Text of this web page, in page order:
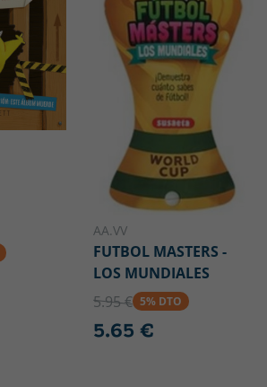
AA.VV
FUTBOL MASTERS -
LOS MUNDIALES
5.95 € 5% DTO
5.65 €